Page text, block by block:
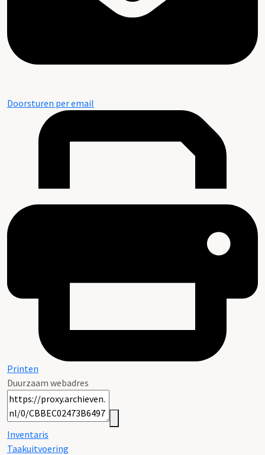
Doorsturen per email
Printen
Duurzaam webadres
Inventaris
Taakuitvoering